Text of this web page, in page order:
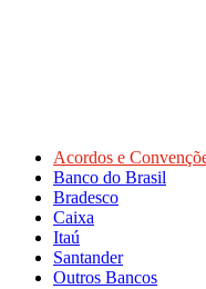
Acordos e
Banco do Brasil
Bradesco
Caixa
Itaú
Santander
Outros Bancos